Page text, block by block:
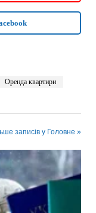
Оренда квартири
записів у Головне »